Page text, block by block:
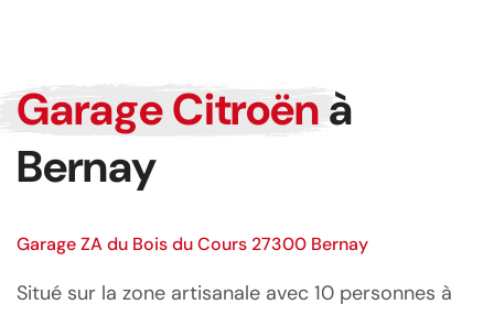
Garage Citroënà
Bernay
Garage ZA du Bois du Cours 27300 Bernay
Situé sur la zone artisanale avec 10 personnes à